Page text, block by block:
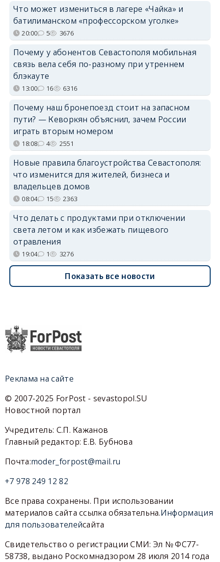
Что может измениться в лагере «Чайка» и
батилиманском «профессорском уголке»
20:00 5 3676
Почему у абонентов Севастополя мобильная
связь вела себя по-разному при утреннем
блэкауте
13:00 16 6316
Почему наш бронепоезд стоит на запасном
пути? — Кеворкян объяснил, зачем России
играть вторым номером
18:08 4 2551
Новые правила благоустройства Севастополя:
что изменится для жителей, бизнеса и
владельцев домов
08:04 15 2363
Что делать с продуктами при отключении
света летом и как избежать пищевого
отравления
19:04 1 3276
Показать все новости
Реклама на сайте
© 2007-2025 ForPost - sevastopol.SU
Новостной портал
Учредитель: С.П. Кажанов
Главный редактор: Е.В. Бубнова
Почта:moder_forpost@mail.ru
+7 978 249 12 82
Все права сохранены. При использовании
материалов сайта ссылка обязательна.Информация
для пользователейсайта
Свидетельство о регистрации СМИ: Эл № ФС77-
58738, выдано Роскомнадзором 28 июля 2014 года